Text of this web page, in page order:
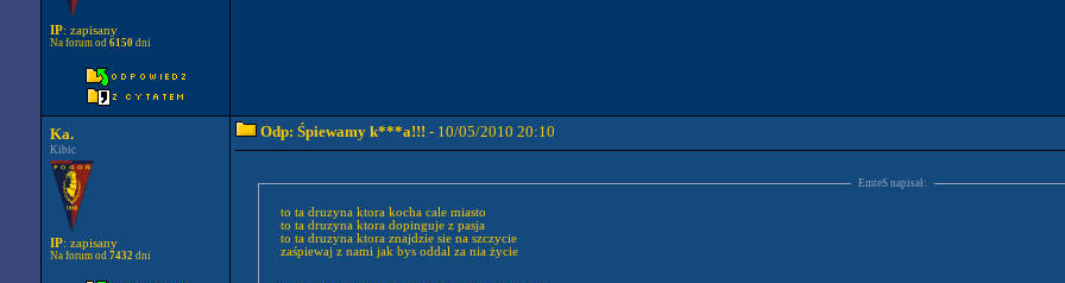
IP: zapisany
Na forum od 6150 dni
Ka.
Kibic
IP: zapisany
Na forum od 7432 dni
Odp: Śpiewamy k***a!!! - 10/05/2010 20:10
EmteS napisał:
to ta druzyna ktora kocha cale miasto
to ta druzyna ktora dopinguje z pasja
to ta druzyna ktora znajdzie sie na szczycie
zaśpiewaj z nami jak bys oddal za nia życie